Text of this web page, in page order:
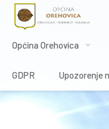
Općina Orehovica
GDPR Upozorenje